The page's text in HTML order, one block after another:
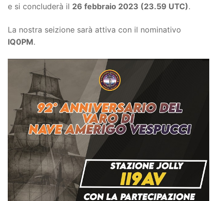
e si concluderà il 26 febbraio 2023 (23.59 UTC).
La nostra seizione sarà attiva con il nominativo
IQ0PM.